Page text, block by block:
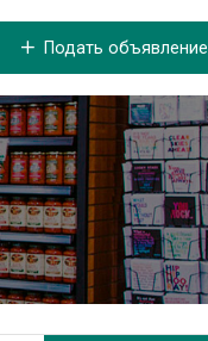
Подать объявление